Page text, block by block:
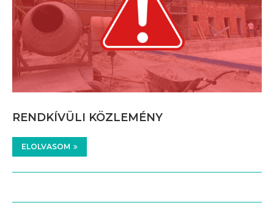
RENDKÍVÜLI KÖZLEMÉNY
ELOLVASOM